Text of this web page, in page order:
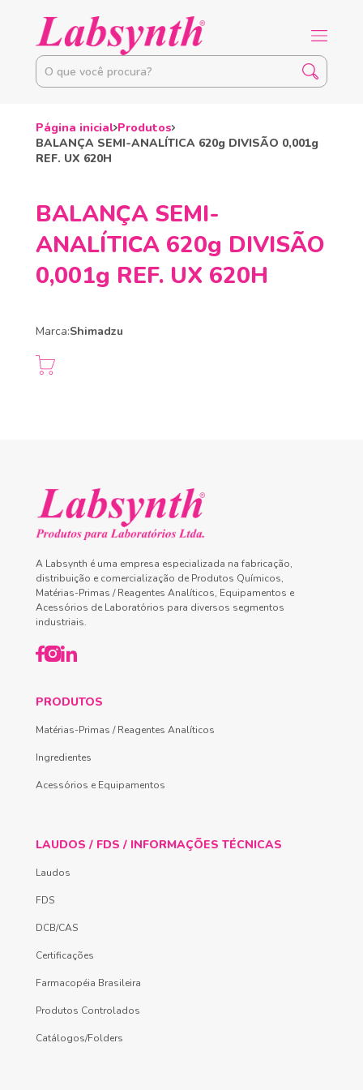
Página inicial Produtos
BALANÇA SEMI-ANALÍTICA 620g DIVISÃO 0,001g
REF. UX 620H
BALANÇA SEMI-
ANALÍTICA 620g DIVISÃO
0,001g REF. UX 620H
Marca:Shimadzu
A Labsynth é uma empresa especializada na fabricação,
distribuição e comercialização de Produtos Químicos,
Matérias-Primas / Reagentes Analíticos, Equipamentos e
Acessórios de Laboratórios para diversos segmentos
industriais.
PRODUTOS
Matérias-Primas / Reagentes Analíticos
Ingredientes
Acessórios e Equipamentos
LAUDOS / FDS / INFORMAÇÕES TÉCNICAS
Laudos
FDS
DCB/CAS
Certificações
Farmacopéia Brasileira
Produtos Controlados
Catálogos/Folders